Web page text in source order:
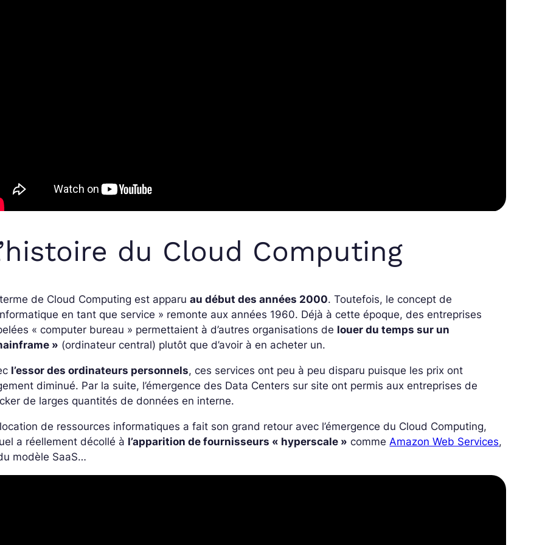
du Cloud Computing
de Cloud Computing est apparuau début des années 2000. Toutefois, le concept de
en tant que service » remonte aux années 1960. Déjà à cette époque, des entreprises
« computer bureau » permettaient à d’autres organisations de louer du temps sur un
» (ordinateur central) plutôt que d’avoir à en acheter un.
l’essor des ordinateurs personnels, ces services ont peu à peu disparu puisque les prix ont
diminué. Par la suite, l’émergence des Data Centers sur site ont permis aux entreprises de
de larges quantités de données en interne.
de ressources informatiques a fait son grand retour avec l’émergence du Cloud Computing,
a réellement décollé à l’apparition de fournisseurs « hyperscale » comme Amazon Web Services,
modèle SaaS…